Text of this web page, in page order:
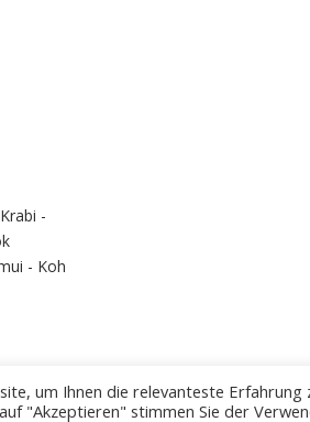
-
- Koh
um Ihnen die relevanteste
"Akzeptieren" stimmen Sie der